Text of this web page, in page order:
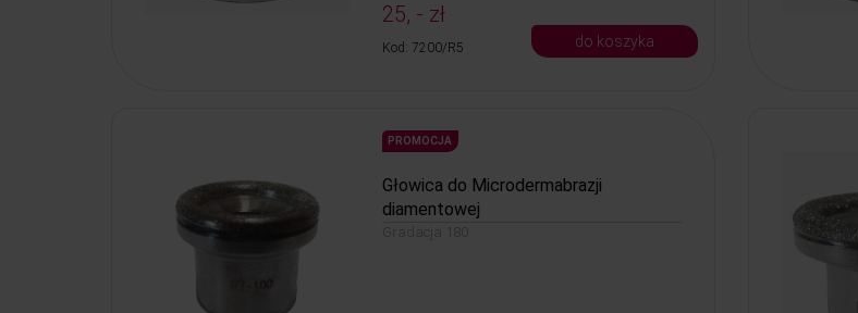
25, - zł
Kod: 7200/R5 do koszyka
PROMOCJA
Głowica do Microdermabrazji
diamentowej